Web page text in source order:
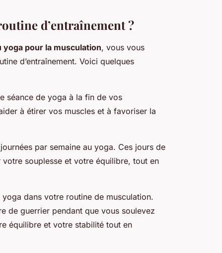
d’entraînement ?
yoga pour la musculation, vous vous
d’entraînement. Voici quelques
séance de yoga à la fin de vos
à étirer vos muscles et à favoriser la
par semaine au yoga. Ces jours de
souplesse et votre équilibre, tout en
dans votre routine de musculation.
de guerrier pendant que vous soulevez
équilibre et votre stabilité tout en